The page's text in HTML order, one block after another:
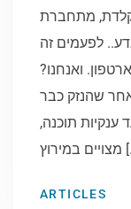
מתחברת
לפעמים זה
ואנחנו?
שהנזק כבר
תוכנה,
[…]
ARTICLES